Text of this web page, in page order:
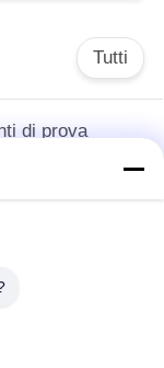
Tutti
di prova
dell'olio del